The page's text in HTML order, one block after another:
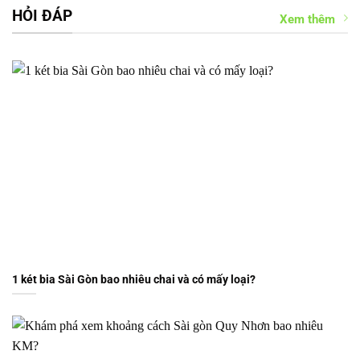
HỎI ĐÁP Xem thêm
1 két bia Sài Gòn bao nhiêu chai và có mấy loại?